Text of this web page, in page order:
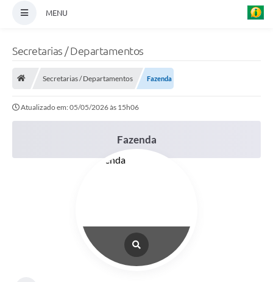
MENU
Secretarias
Multimídia
Formulário Elaboração LOA 2021
Secretarias / Departamentos
Secretarias / Departamentos Fazenda
Atualizado em: 05/05/2026 às 15h06
Fazenda